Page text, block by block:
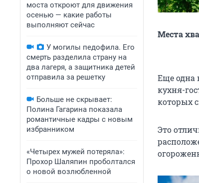
моста откроют для движения
осенью — какие работы
выполняют сейчас
У могилы педофила. Его
смерть разделила страну на
два лагеря, а защитника детей
отправила за решетку
Больше не скрывает:
Полина Гагарина показала
романтичные кадры с новым
избранником
«Четырех мужей потеряла»:
Прохор Шаляпин проболтался
о новой возлюбленной
Места
Еще одна
кухня-
которых
Это